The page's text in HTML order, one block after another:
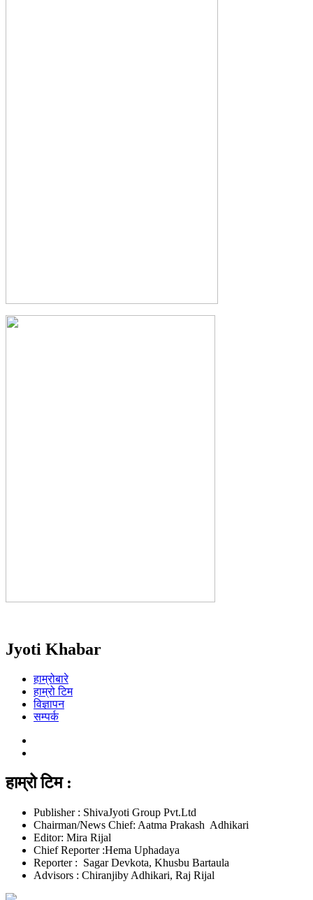
Jyoti Khabar
हाम्रोबारे
हाम्रो टिम
विज्ञापन
सम्पर्क
हाम्रो टिम :
Publisher : ShivaJyoti Group Pvt.Ltd
Chairman/News Chief: Aatma Prakash Adhikari
Editor: Mira Rijal
Chief Reporter :Hema Uphadaya
Reporter : Sagar Devkota, Khusbu Bartaula
Advisors : Chiranjiby Adhikari, Raj Rijal